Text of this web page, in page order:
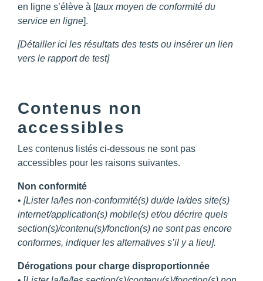
en ligne s’élève à [taux moyen de conformité du
service en ligne].
[Détailler ici les résultats des tests ou insérer un lien
vers le rapport de test]
Contenus non
accessibles
Les contenus listés ci-dessous ne sont pas
accessibles pour les raisons suivantes.
Non conformité
• [Lister la/les non-conformité(s) du/de la/des site(s)
internet/application(s) mobile(s) et/ou décrire quels
section(s)/contenu(s)/fonction(s) ne sont pas encore
conformes, indiquer les alternatives s’il y a lieu].
Dérogations pour charge disproportionnée